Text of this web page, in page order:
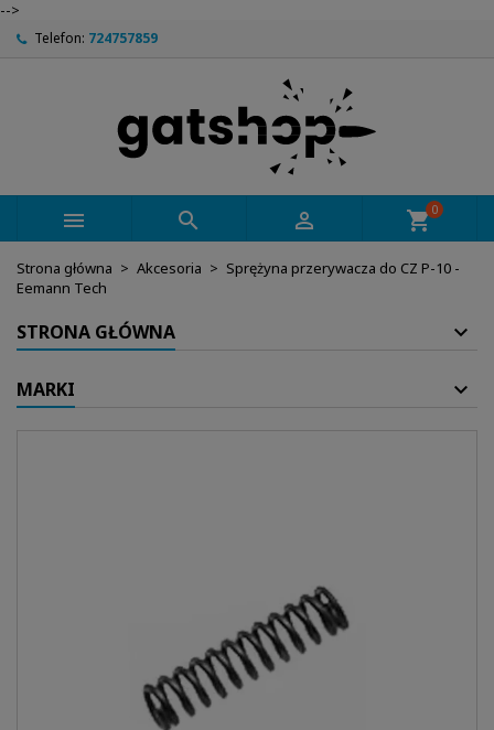
-->
Telefon: 724757859
   shopping_cart0
Strona główna Akcesoria
Sprężyna przerywacza do CZ P-10 -
Eemann Tech
STRONA GŁÓWNA
MARKI